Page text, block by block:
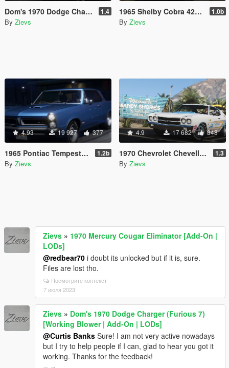
Dom's 1970 Dodge Charger (Furious 7) [Working Blower | Add-On | LODs] 1.4
By Zievs
1965 Shelby Cobra 427 A/C [Add-On | Liveries | Template] 1.0b
By Zievs
4.93 19 927 377
1965 Pontiac Tempest Le Mans GTO [Add-On | Template] 1.2b
By Zievs
4.9 17 682 348
1970 Chevrolet Chevelle SS 454 [Add-On | Template] 1.3
By Zievs
Zievs » 1970 Mercury Cougar Eliminator [Add-On |
LODs]
@redbear70 i doubt its unlocked but if it is, sure.
Files are lost tho.
Посмотрите контекст
7 июля 2023
Zievs » Dom's 1970 Dodge Charger (Furious 7)
[Working Blower | Add-On | LODs]
@Curtis Banks Sure! I am not very active nowadays
but I try to help people if I can, glad to hear you got it
working. Thanks for the feedback!